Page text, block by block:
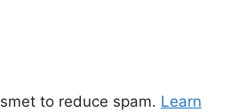
to reduce spam. Learn